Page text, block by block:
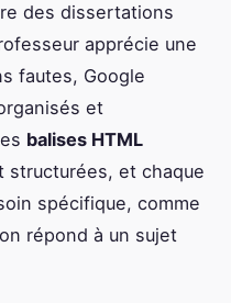
des dissertations
apprécie une
fautes, Google
et
balises HTML
structurées, et chaque
spécifique, comme
répond à un sujet